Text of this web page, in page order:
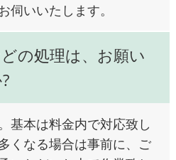
伺いいたします。
の処理は、お願い
基本は料金内で対応致し
くなる場合は事前に、ご